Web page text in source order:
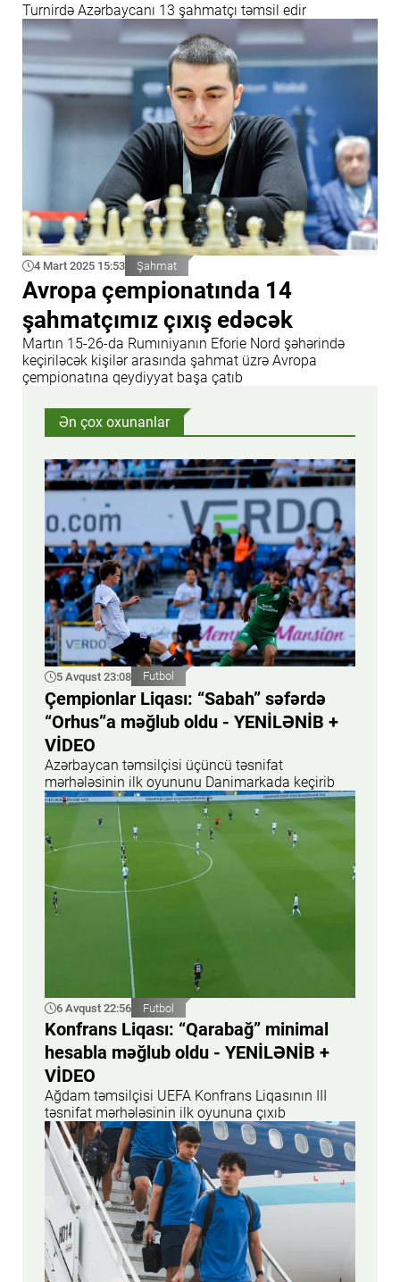
Turnirdə Azərbaycanı 13 şahmatçı təmsil edir
4 Mart 2025 15:53 Şahmat
Avropa çempionatında 14
şahmatçımız çıxış edəcək
Martın 15-26-da Rumıniyanın Eforie Nord şəhərində
keçiriləcək kişilər arasında şahmat üzrə Avropa
çempionatına qeydiyyat başa çatıb
Ən çox oxunanlar
5 Avqust 23:08 Futbol
Çempionlar Liqası: “Sabah” səfərdə
“Orhus”a məğlub oldu - YENİLƏNİB +
VİDEO
Azərbaycan təmsilçisi üçüncü təsnifat
mərhələsinin ilk oyununu Danimarkada keçirib
6 Avqust 22:56 Futbol
Konfrans Liqası: “Qarabağ” minimal
hesabla məğlub oldu - YENİLƏNİB +
VİDEO
Ağdam təmsilçisi UEFA Konfrans Liqasının III
təsnifat mərhələsinin ilk oyununa çıxıb